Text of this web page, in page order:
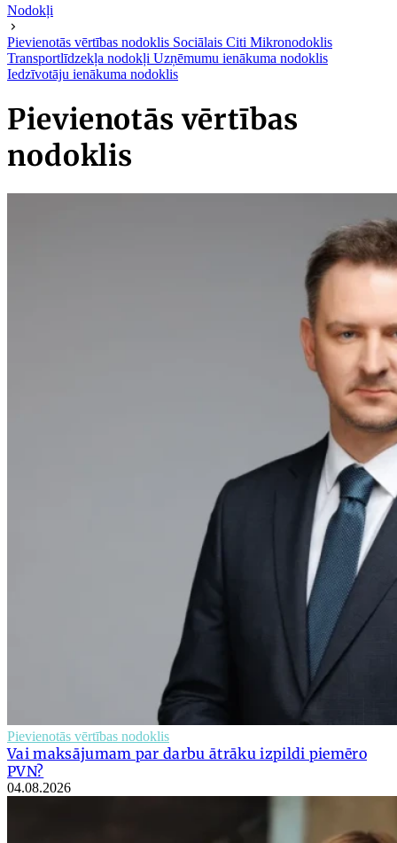
Nodokļi
Pievienotās vērtības nodoklis Sociālais Citi Mikronodoklis
Transportlīdzekļa nodokļi Uzņēmumu ienākuma nodoklis
Iedzīvotāju ienākuma nodoklis
Pievienotās vērtības
nodoklis
Pievienotās vērtības nodoklis
Vai maksājumam par darbu ātrāku izpildi piemēro
PVN?
04.08.2026